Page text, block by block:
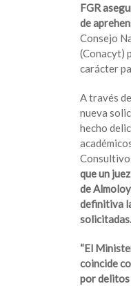
FGR
de
Consejo
(Conacyt)
carácter
A través
nueva
hecho
que un
de
definitiva
solicitadas.
“El
coincide
por delitos